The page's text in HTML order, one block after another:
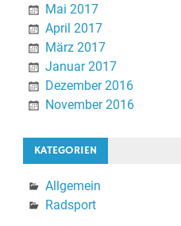
Mai 2017
April 2017
März 2017
Januar 2017
Dezember 2016
November 2016
KATEGORIEN
Allgemein
Radsport